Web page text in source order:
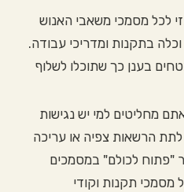
לכל מסמכי משאבי האנוש
בתקנות ומדריכי עבודה.
בענן כך שתוכלו לשלוף
מחליטים למי יש נגישות
הרשאות צפיה או עריכה
"פתוח לכולם" במסמכים
תקנות וקודי